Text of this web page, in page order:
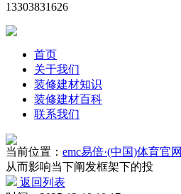
13303831626
首页
关于我们
装修建材知识
装修建材百科
联系我们
当前位置： emc易倍·(中国)体育官网
从而影响当下阐发框架下的投
返回列表